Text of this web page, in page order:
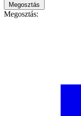
Megosztás
Megosztás: